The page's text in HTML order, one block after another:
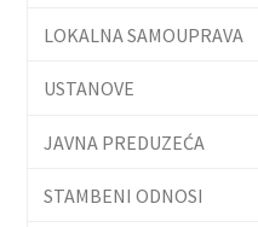
LOKALNA SAMOUPRAVA
USTANOVE
JAVNA PREDUZEĆA
STAMBENI ODNOSI